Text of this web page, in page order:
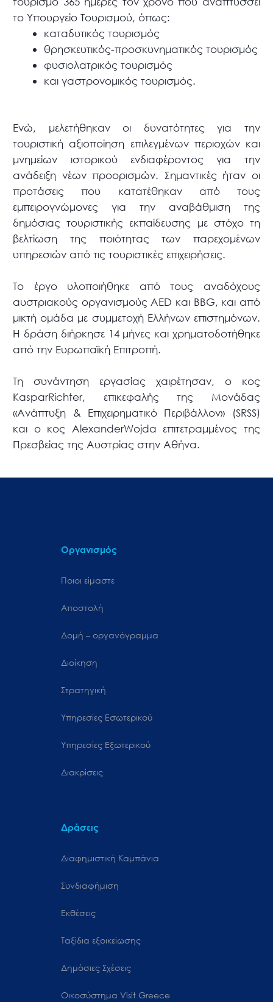
το Υπουργείο Τουρισμού, όπως:
καταδυτικός τουρισμός
θρησκευτικός-προσκυνηματικός τουρισμός
φυσιολατρικός τουρισμός
και γαστρονομικός τουρισμός.
Ενώ, μελετήθηκαν οι δυνατότητες για την
τουριστική αξιοποίηση επιλεγμένων περιοχών και
μνημείων ιστορικού ενδιαφέροντος για την
ανάδειξη νέων προορισμών. Σημαντικές ήταν οι
προτάσεις που κατατέθηκαν από τους
εμπειρογνώμονες για την αναβάθμιση της
δημόσιας τουριστικής εκπαίδευσης με στόχο τη
βελτίωση της ποιότητας των παρεχομένων
υπηρεσιών από τις τουριστικές επιχειρήσεις.
Το έργο υλοποιήθηκε από τους αναδόχους
αυστριακούς οργανισμούς AED και BBG, και από
μικτή ομάδα με συμμετοχή Ελλήνων επιστημόνων.
Η δράση διήρκησε 14 μήνες και χρηματοδοτήθηκε
από την Ευρωπαϊκή Επιτροπή.
Τη συνάντηση εργασίας χαιρέτησαν, ο κος
KasparRichter, επικεφαλής της Μονάδας
«Ανάπτυξη & Επιχειρηματικό Περιβάλλον» (SRSS)
και ο κος AlexanderWojda επιτετραμμένος της
Πρεσβείας της Αυστρίας στην Αθήνα.
Οργανισμός
Ποιοι είμαστε
Αποστολή
Δομή – οργανόγραμμα
Διοίκηση
Στρατηγική
Υπηρεσίες Εσωτερικού
Υπηρεσίες Εξωτερικού
Διακρίσεις
Δράσεις
Διαφημιστική Καμπάνια
Συνδιαφήμιση
Εκθέσεις
Ταξίδια εξοικείωσης
Δημόσιες Σχέσεις
Oικοσύστημα Visit Greece